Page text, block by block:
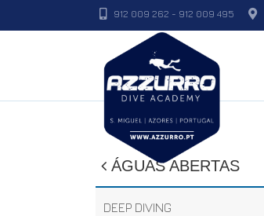
912 009 262 - 912 009 495
ÁGUAS ABERTAS
DEEP DIVING